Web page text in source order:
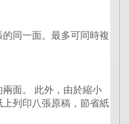
同一面。最多可同時複
面。 此外，由於縮小
列印八張原稿，節省紙